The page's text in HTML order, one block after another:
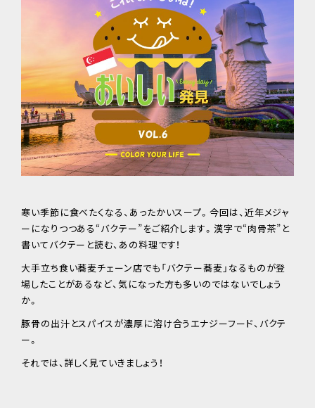
寒い季節に食べたくなる、あったかいスープ。今回は、近年メジャ
ーになりつつある“バクテー”をご紹介します。漢字で“肉骨茶”と
書いてバクテーと読む、あの料理です！
大手立ち食い蕎麦チェーン店でも「バクテー蕎麦」なるものが登
場したことがあるなど、気になった方も多いのではないでしょう
か。
豚骨の出汁とスパイスが濃厚に溶け合うエナジーフード、バクテ
ー。
それでは、詳しく見ていきましょう！